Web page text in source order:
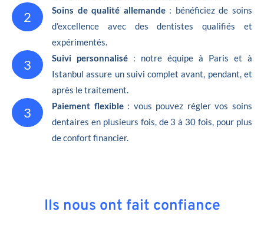
2 Soins de qualité allemande: bénéficiez de soins
d’excellence avec des dentistes qualifiés et
expérimentés.
3 Suivi personnalisé : notre équipe à Paris et à
Istanbul assure un suivi complet avant, pendant, et
après le traitement.
3 Paiement flexible: vous pouvez régler vos soins
dentaires en plusieurs fois, de 3 à 30 fois, pour plus
de confort financier.
Ils nous ont fait confiance